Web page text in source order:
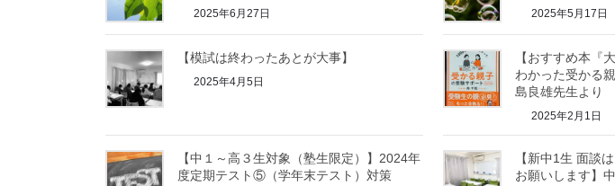
2025年6月27日 2025年5月17日
【模試は終わったあとが大事】
2025年4月5日
【おすすめ本『
わかった受かる
島良雄先生より
2025年2月1日
【中１～高３生対象（塾生限定）】2024年
度定期テスト⑤（学年末テスト）対策
【新中1生 面談
お願いします】